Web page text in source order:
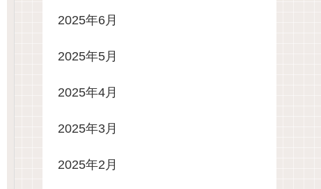
2025年6月
2025年5月
2025年4月
2025年3月
2025年2月